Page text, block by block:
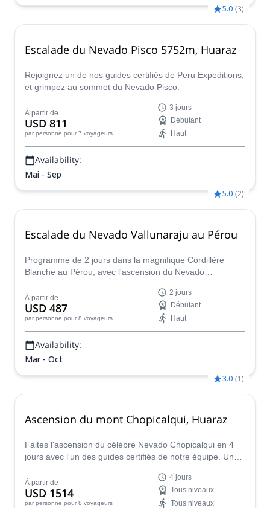
5.0 (3)
Escalade du Nevado Pisco 5752m, Huaraz
Rejoignez un de nos guides certifiés de Peru Expeditions,
et grimpez au sommet du Nevado Pisco.
À partir de
USD 811
par personne pour 7 voyageurs
3 jours
Débutant
Haut
Availability:
Mai - Sep
5.0 (2)
Escalade du Nevado Vallunaraju au Pérou
Programme de 2 jours dans la magnifique Cordillère
Blanche au Pérou, avec l'ascension du Nevado
l'acclimatation, avec un guide de l'IFMGA.
À partir de
USD 487
par personne pour 8 voyageurs
2 jours
Débutant
Haut
Availability:
Mar - Oct
3.0 (1)
Ascension du mont Chopicalqui, Huaraz
Faites l'ascension du célèbre Nevado Chopicalqui en 4
jours avec l'un des guides certifiés de notre équipe. Un
expérience préalable.
À partir de
USD 1514
par personne pour 8 voyageurs
4 jours
Tous niveaux
Tous niveaux